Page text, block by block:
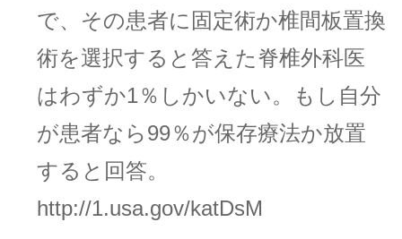
で、その患者に固定術か椎間板置換
術を選択すると答えた脊椎外科医
はわずか1％しかいない。もし自分
が患者なら99％が保存療法か放置
すると回答。
http://1.usa.gov/katDsM